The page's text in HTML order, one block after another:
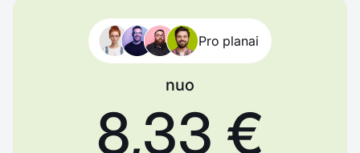
Pro planai
nuo
8,33 €